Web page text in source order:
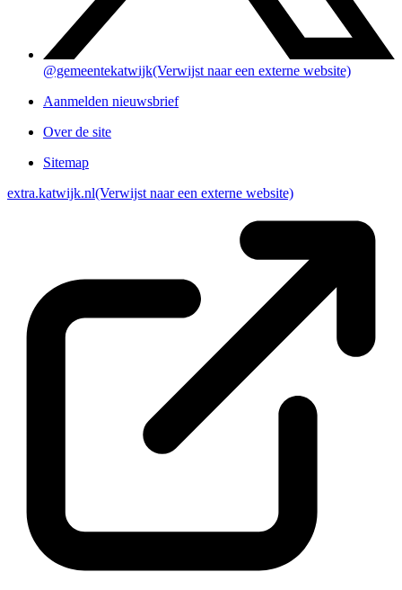
@gemeentekatwijk(Verwijst naar een externe website)
Aanmelden nieuwsbrief
Over de site
Sitemap
extra.katwijk.nl(Verwijst naar een externe website)